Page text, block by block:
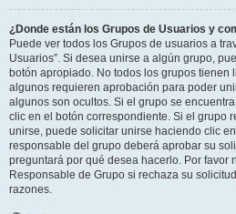
¿Donde están los Grupos de Usuarios y
Puede ver todos los Grupos de usuarios a
Usuarios”. Si desea unirse a algún grupo,
botón apropiado. No todos los grupos tienen
algunos requieren aprobación para poder
algunos son ocultos. Si el grupo se
clic en el botón correspondiente. Si el grupo
unirse, puede solicitar unirse haciendo clic
responsable del grupo deberá aprobar su
preguntará por qué desea hacerlo. Por favor
Responsable de Grupo si rechaza su
razones.